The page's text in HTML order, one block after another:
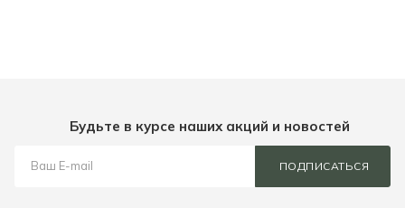
Будьте в курсе наших акций и новостей
ПОДПИСАТЬСЯ